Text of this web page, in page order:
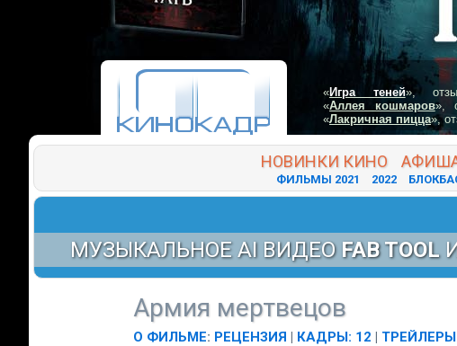
«Игра теней»,
«Аллея кошмаров»,
«Лакричная пицца»,
НОВИНКИ КИНО
ФИЛЬМЫ 2021 2022
МУЗЫКАЛЬНОЕ AI ВИДЕО FAB TOOL
Армия мертвецов
О ФИЛЬМЕ: РЕЦЕНЗИЯ | КАДРЫ: 12 |